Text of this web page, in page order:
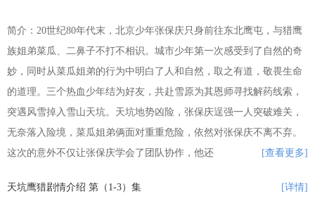
简介：20世纪80年代末，北京少年张保庆只身前往东北鹰屯，与猎鹰
族姐弟菜瓜、二鼻子不打不相识。城市少年第一次感受到了自然的奇
妙，同时从菜瓜姐弟的行为中明白了人和自然，取之有道，敬畏生命
的道理。三个热血少年结为好友，共赴雪原为其恩师寻找解药线索，
突遇风雪掉入雪山天坑。天坑地势凶险，张保庆逞强一人突破难关，
无奈落入险境，菜瓜姐弟俩面对重重危险，依然对张保庆不离不弃。
这次的意外不仅让张保庆学会了团队协作，他还
[查看更多]
天坑鹰猎剧情介绍 第（1-3）集 [详情]